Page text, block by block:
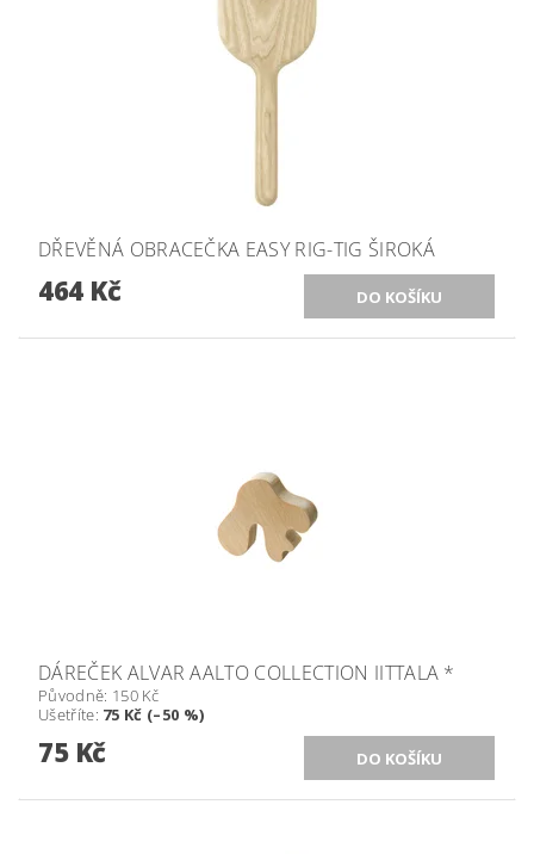
DŘEVĚNÁ OBRACEČKA EASY RIG-TIG ŠIROKÁ
464 Kč
DÁREČEK ALVAR AALTO COLLECTION IITTALA *
Původně: 150 Kč
Ušetříte: 75 Kč (–50 %)
75 Kč